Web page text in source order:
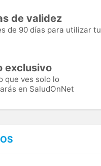
de validez
de 90 días para utilizar tu
exclusivo
que ves solo lo
en SaludOnNet